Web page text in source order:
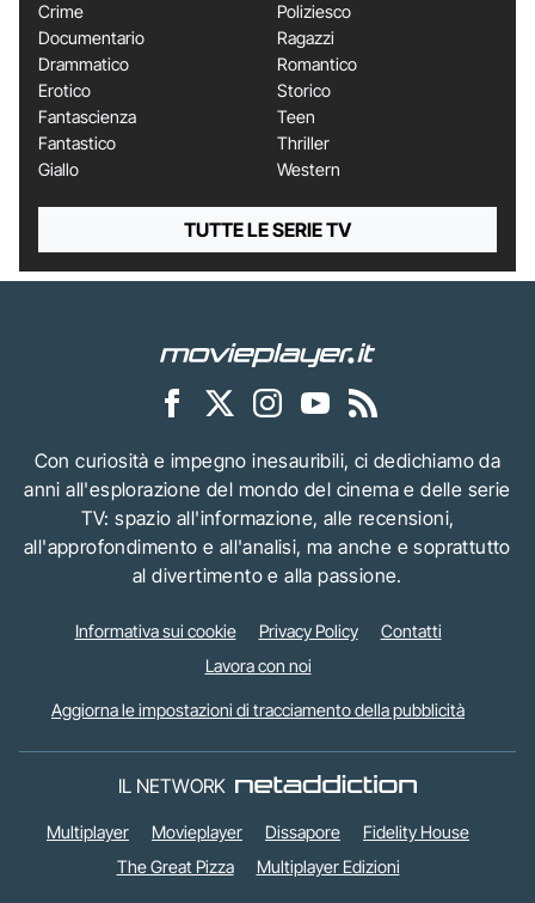
Crime
Documentario
Drammatico
Erotico
Fantascienza
Fantastico
Giallo
Poliziesco
Ragazzi
Romantico
Storico
Teen
Thriller
Western
TUTTE LE SERIE TV
Con curiosità e impegno inesauribili, ci dedichiamo da
anni all'esplorazione del mondo del cinema e delle serie
TV: spazio all'informazione, alle recensioni,
all'approfondimento e all'analisi, ma anche e soprattutto
al divertimento e alla passione.
Informativa sui cookie Privacy Policy
Contatti
Lavora con noi
Aggiorna le impostazioni di tracciamento della pubblicità
IL NETWORK
Multiplayer Movieplayer Dissapore
Fidelity House
The Great Pizza
Multiplayer Edizioni